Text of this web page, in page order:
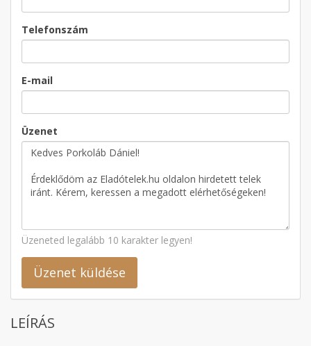
Telefonszám
E-mail
Üzenet
Üzeneted legalább 10 karakter legyen!
Üzenet küldése
LEÍRÁS